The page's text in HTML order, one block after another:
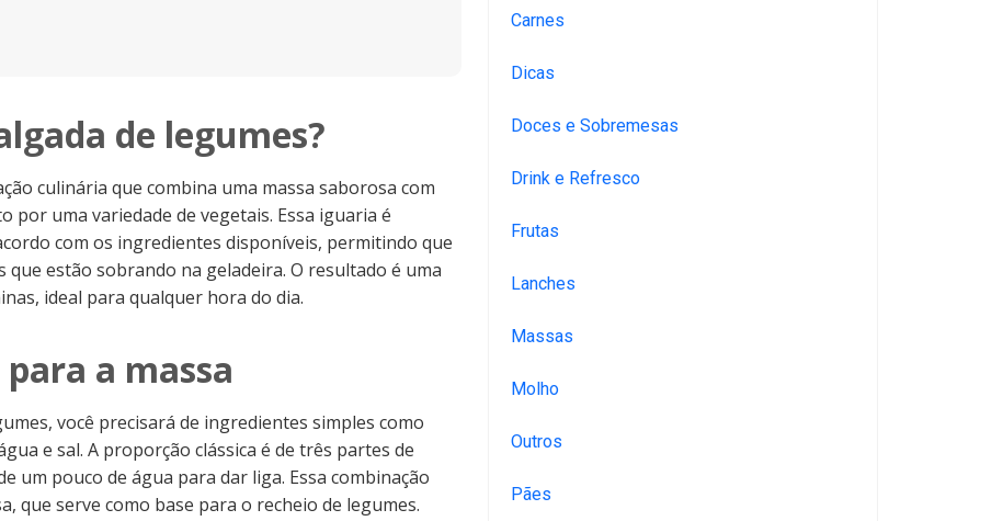
de legumes?
culinária que combina uma massa saborosa com
uma variedade de vegetais. Essa iguaria é
com os ingredientes disponíveis, permitindo que
que estão sobrando na geladeira. O resultado é uma
ideal para qualquer hora do dia.
a massa
você precisará de ingredientes simples como
e sal. A proporção clássica é de três partes de
um pouco de água para dar liga. Essa combinação
que serve como base para o recheio de legumes.
Carnes
Dicas
Doces e Sobremesas
Drink e Refresco
Frutas
Lanches
Massas
Molho
Outros
Pães